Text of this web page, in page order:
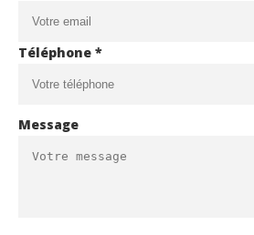
Téléphone *
Message